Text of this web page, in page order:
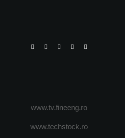
www.tv.fineeng.ro
www.techstock.ro